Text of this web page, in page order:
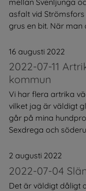
asfalt vid
grus en bit. När man
16 augusti 2022
2022-07-11
kommun
Vi har flera artrika
vilket jag är väldigt
går på mina
Sexdrega och
2 augusti 2022
2022-07-04
Det är väldigt dåligt